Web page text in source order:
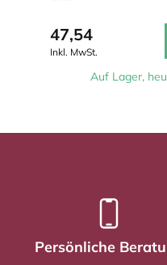
Traglast: 30 kg
47,54
Inkl. MwSt.
Auf Lager,
Persönliche